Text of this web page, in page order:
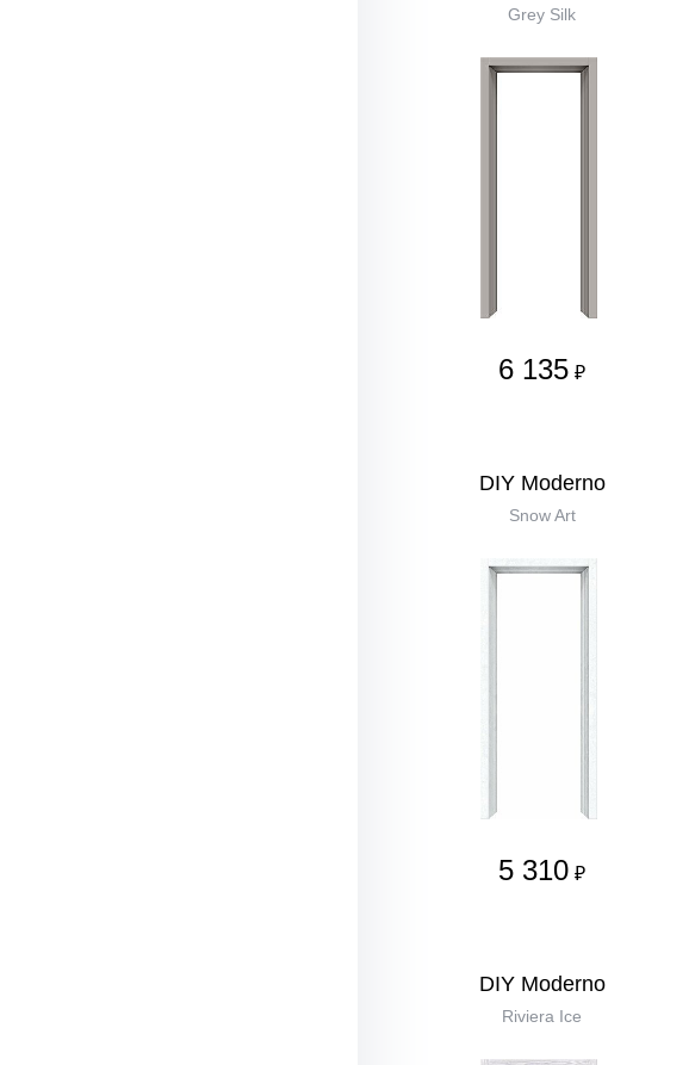
Grey Silk
6 135 ₽
DIY Moderno
Snow Art
5 310 ₽
DIY Moderno
Riviera Ice